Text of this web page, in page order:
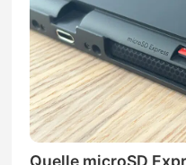
Quelle microSD